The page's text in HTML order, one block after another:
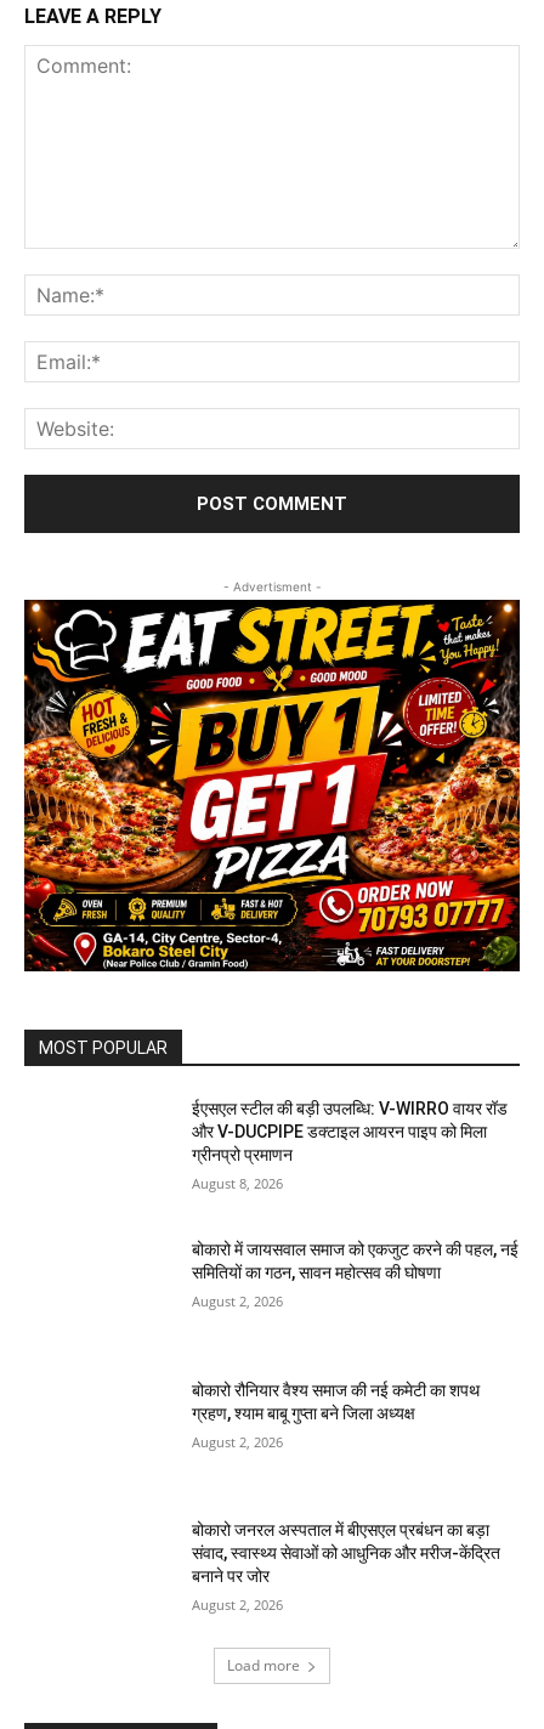
LEAVE A REPLY
- Advertisment -
MOST POPULAR
ईएसएल स्टील की बड़ी उपलब्धि: V-WIRRO वायर रॉड
और V-DUCPIPE डक्टाइल आयरन पाइप को मिला
ग्रीनप्रो प्रमाणन
August 8, 2026
बोकारो में जायसवाल समाज को एकजुट करने की पहल, नई
समितियों का गठन, सावन महोत्सव की घोषणा
August 2, 2026
बोकारो रौनियार वैश्य समाज की नई कमेटी का शपथ
ग्रहण, श्याम बाबू गुप्ता बने जिला अध्यक्ष
August 2, 2026
बोकारो जनरल अस्पताल में बीएसएल प्रबंधन का बड़ा
संवाद, स्वास्थ्य सेवाओं को आधुनिक और मरीज-केंद्रित
बनाने पर जोर
August 2, 2026
Load more